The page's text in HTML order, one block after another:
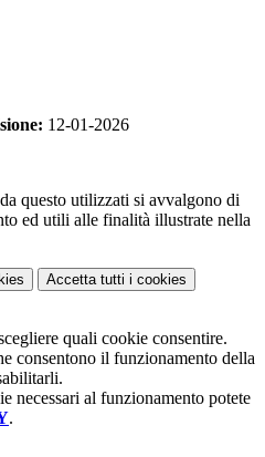
12-01-2026
questo utilizzati si avvalgono di
ed utili alle finalità illustrate nella
Accetta tutti i cookies
quali cookie consentire.
consentono il funzionamento della
necessari al funzionamento potete
.